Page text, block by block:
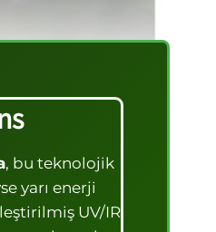
, bu teknolojik
yarı enerji
UV/IR